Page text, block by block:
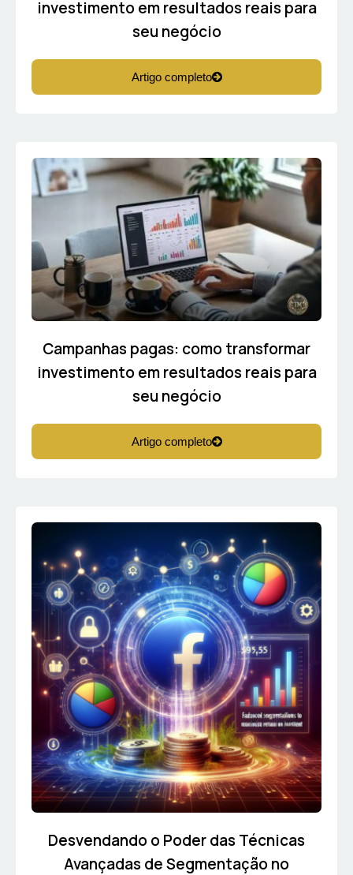
investimento em resultados reais para
seu negócio
Artigo completo
Campanhas pagas: como transformar
investimento em resultados reais para
seu negócio
Artigo completo
Desvendando o Poder das Técnicas
Avançadas de Segmentação no